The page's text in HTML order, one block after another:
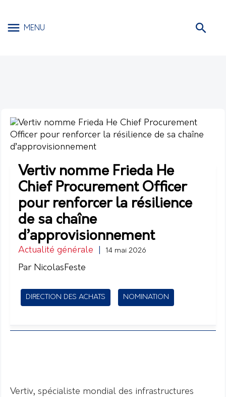
MENU
Vertiv nomme Frieda He
Chief Procurement Officer
pour renforcer la résilience
de sa chaîne
d’approvisionnement
Actualité générale 14 mai 2026
Par NicolasFeste
DIRECTION DES ACHATS NOMINATION
Vertiv, spécialiste mondial des infrastructures